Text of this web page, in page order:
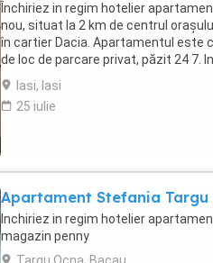
Închiriez in regim hotelier
nou, situat la 2 km de centrul
în cartier Dacia. Apartamentul este
de loc de parcare privat, păzit 24 7.
magazinul Lidl, ...
Iasi, Iasi
25 iulie
Apartament Stefania Targu
Inchiriez in regim hotelier
magazin penny